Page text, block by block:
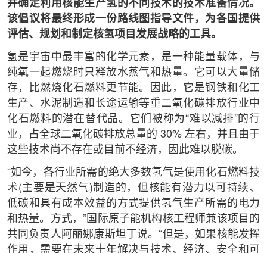
并确定利用核能生产氢的不同技术的技术准备情况。
该倡议将最终形成一份路线图指导文件，为各国提供
评估、规划和制定核氢项目发展战略的工具。
氢是宇宙中最丰富的化学元素，是一种能量载体，与
纯氧一起燃烧时只释放水蒸气和热量。它可以大量储
存，比燃烧化石燃料更节能。因此，它是钢铁和化工
生产、水泥制造和长途运输等重二氧化碳排放行业中
化石燃料的潜在替代品。它们被称为“难以减排”的行
业，占全球二氧化碳排放总量的 30% 左右，并且由于
这些技术尚不存在或目前不经济，因此难以脱碳。
“如今，各行业所需的绝大多数氢气是使用化石燃料技
术(主要是天然气)制造的，但核能有潜力以可持续、
低碳和具有成本效益的方式提供氢气生产所需的电力
和热量。方式，”国际原子能机构核工程师兼该项目的
共同负责人阿丽娜康斯坦丁说。“但是，如果核能发挥
作用，需要在未来十年解决与技术、经济、安全和可